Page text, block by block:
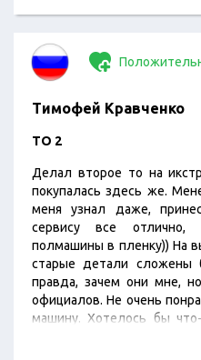
Тимофей Кравченко
ТО 2
Делал второе то на
покупалась здесь же.
меня узнал даже,
сервису все отлично,
полмашины в пленку)) На
старые детали сложены
правда, зачем они мне,
официалов. Не очень
машину. Хотелось бы